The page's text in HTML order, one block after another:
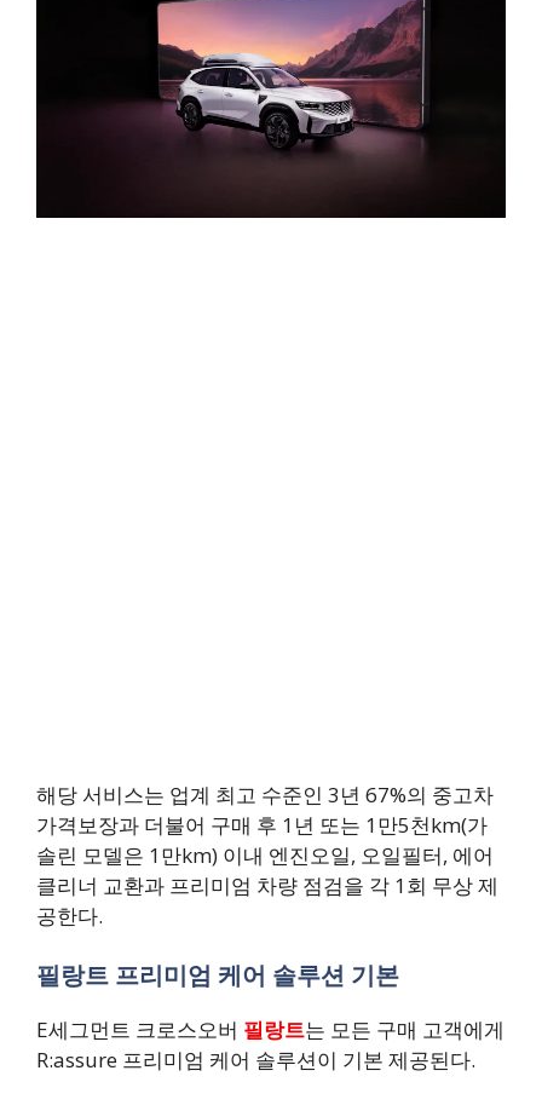
해당 서비스는 업계 최고 수준인 3년 67%의 중고차
가격보장과 더불어 구매 후 1년 또는 1만5천km(가
솔린 모델은 1만km) 이내 엔진오일, 오일필터, 에어
클리너 교환과 프리미엄 차량 점검을 각 1회 무상 제
공한다.
필랑트 프리미엄 케어 솔루션 기본
E세그먼트 크로스오버 필랑트는 모든 구매 고객에게
R:assure 프리미엄 케어 솔루션이 기본 제공된다.